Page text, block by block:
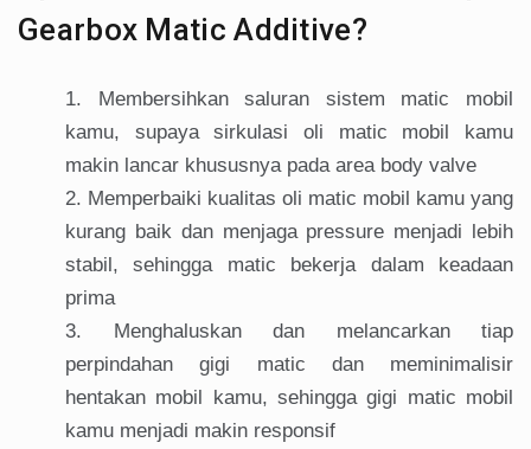
Gearbox Matic Additive?
Membersihkan saluran sistem matic mobil
kamu, supaya sirkulasi oli matic mobil kamu
makin lancar khususnya pada area body valve
Memperbaiki kualitas oli matic mobil kamu yang
kurang baik dan menjaga pressure menjadi lebih
stabil, sehingga matic bekerja dalam keadaan
prima
Menghaluskan dan melancarkan tiap
perpindahan gigi matic dan meminimalisir
hentakan mobil kamu, sehingga gigi matic mobil
kamu menjadi makin responsif